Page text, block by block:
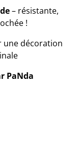
– résistante,
!
une décoration
PaNda